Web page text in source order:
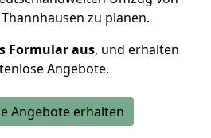
zu planen.
Formular aus, und erhalten
Angebote.
Angebote erhalten